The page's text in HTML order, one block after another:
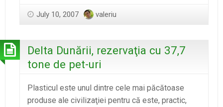
cel
la
spital
July 10, 2007 valeriu
Delta Dunării, rezervaţia cu 37,7
tone de pet-uri
Plasticul este unul dintre cele mai păcătoase
produse ale civilizaţiei pentru că este, practic,